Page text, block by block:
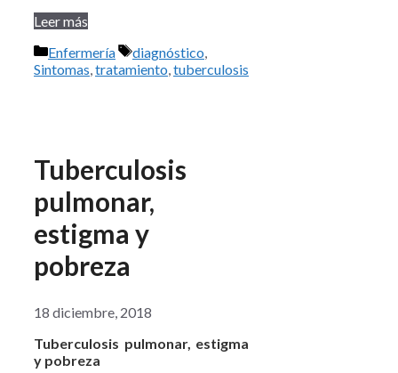
Leer más
Categorías
Enfermería Etiquetas
diagnóstico,
Sintomas,tratamiento,tuberculosis
Tuberculosis
pulmonar,
estigma y
pobreza
18 diciembre, 2018
Tuberculosis pulmonar, estigma
y pobreza